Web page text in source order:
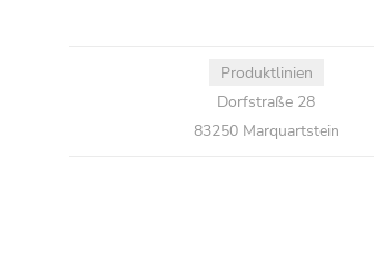
Produktlinien
Dorfstraße 28
83250 Marquartstein